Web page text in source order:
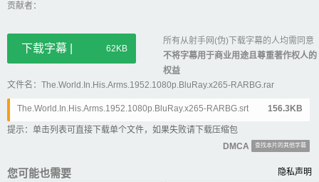
贡献者：
下载字幕 | 62KB
所有从射手网(伪)下载字幕的人均需同意
不将字幕用于商业用途且尊重著作权人的
权益
文件名：The.World.In.His.Arms.1952.1080p.BluRay.x265-RARBG.rar
The.World.In.His.Arms.1952.1080p.BluRay.x265-RARBG.srt 156.3KB
提示：单击列表可直接下载单个文件，如果失败请下载压缩包
DMCA
查找本片的其他字幕
您可能也需要 隐私声明